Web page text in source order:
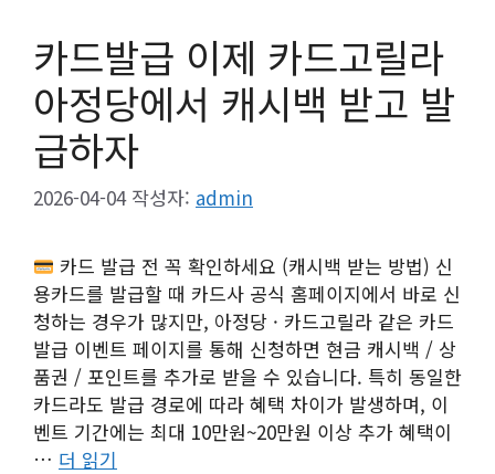
카드발급 이제 카드고릴라
아정당에서 캐시백 받고 발
급하자
2026-04-04 작성자: admin
카드 발급 전 꼭 확인하세요 (캐시백 받는 방법) 신
용카드를 발급할 때 카드사 공식 홈페이지에서 바로 신
청하는 경우가 많지만, 아정당 · 카드고릴라 같은 카드
발급 이벤트 페이지를 통해 신청하면 현금 캐시백 / 상
품권 / 포인트를 추가로 받을 수 있습니다. 특히 동일한
카드라도 발급 경로에 따라 혜택 차이가 발생하며, 이
벤트 기간에는 최대 10만원~20만원 이상 추가 혜택이
… 더 읽기